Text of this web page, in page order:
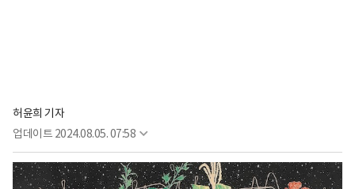
허윤희 기자
업데이트 2024.08.05. 07:58